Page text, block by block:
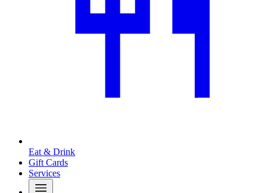
Eat & Drink
Gift Cards
Services